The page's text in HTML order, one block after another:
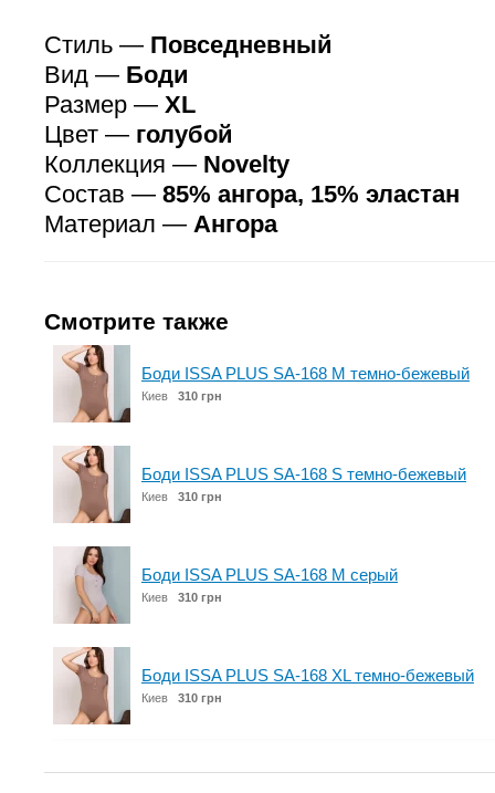
Стиль — Повседневный
Вид — Боди
Размер — XL
Цвет — голубой
Коллекция — Novelty
Состав — 85% ангора, 15% эластан
Материал — Ангора
Смотрите также
Боди ISSA PLUS SA-168 M темно-бежевый
Киев 310 грн
Боди ISSA PLUS SA-168 S темно-бежевый
Киев 310 грн
Боди ISSA PLUS SA-168 M серый
Киев 310 грн
Боди ISSA PLUS SA-168 XL темно-бежевый
Киев 310 грн